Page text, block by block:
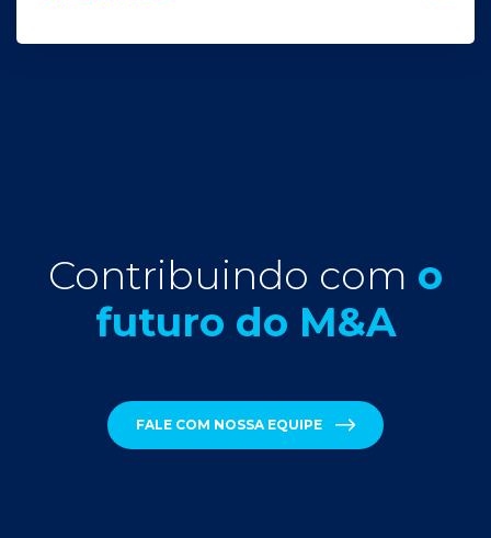
Contribuindo com o
futuro do M&A
FALE COM NOSSA EQUIPE